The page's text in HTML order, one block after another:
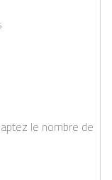
14
chambres: 7
de salles de bain: 4
pour voiture
le nombre de